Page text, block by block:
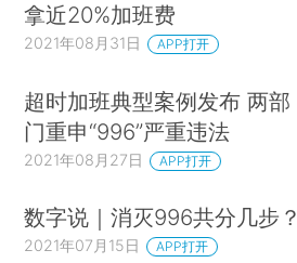
拿近20%加班费
2021年08月31日 APP打开
超时加班典型案例发布 两部
门重申“996”严重违法
2021年08月27日 APP打开
数字说｜消灭996共分几步？
2021年07月15日 APP打开